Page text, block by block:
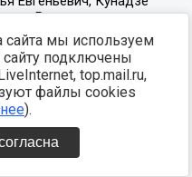
мы используем
сайту подключены
top.mail.ru,
файлы cookies
).